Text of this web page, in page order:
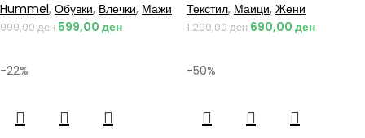
Hummel, Обувки, Влечки, Мажи
999,00ден 599,00 ден
Текстил, Маици, Жени
1.290,00ден 690,00 ден
-22% -50%